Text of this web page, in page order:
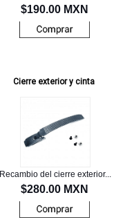
$190.00 MXN
Cierre exterior y cinta
|Recambio del cierre exterior...
$280.00 MXN